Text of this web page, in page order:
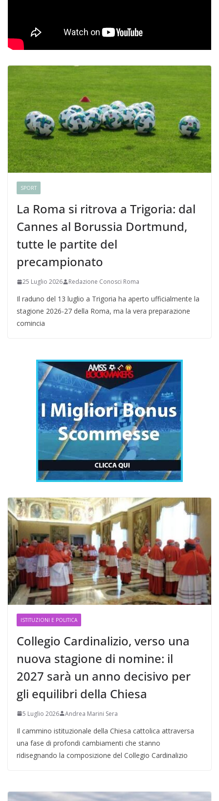
SPORT
La Roma si ritrova a Trigoria: dal
Cannes al Borussia Dortmund,
tutte le partite del
precampionato
25 Luglio 2026 Redazione Conosci Roma
Il raduno del 13 luglio a Trigoria ha aperto ufficialmente la
stagione 2026-27 della Roma, ma la vera preparazione
comincia
ISTITUZIONI E POLITICA
Collegio Cardinalizio, verso una
nuova stagione di nomine: il
2027 sarà un anno decisivo per
gli equilibri della Chiesa
5 Luglio 2026 Andrea Marini Sera
Il cammino istituzionale della Chiesa cattolica attraversa
una fase di profondi cambiamenti che stanno
ridisegnando la composizione del Collegio Cardinalizio